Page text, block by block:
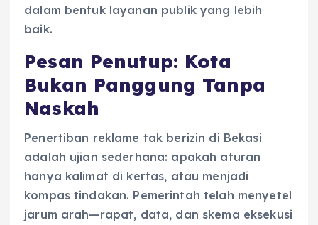
dalam bentuk layanan publik yang lebih
baik.
Pesan Penutup: Kota
Bukan Panggung Tanpa
Naskah
Penertiban reklame tak berizin di Bekasi
adalah ujian sederhana: apakah aturan
hanya kalimat di kertas, atau menjadi
kompas tindakan. Pemerintah telah menyetel
jarum arah—rapat, data, dan skema eksekusi